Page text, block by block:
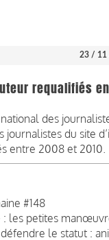
23 / 11
requalifiés
des
du site
entre 2008 et 2010.
#148
les petites
le statut :